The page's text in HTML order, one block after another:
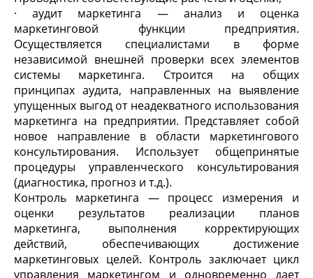
· аудит маркетинга — анализ и оценка
маркетинговой функции предприятия.
Осуществляется специалистами в форме
независимой внешней проверки всех элементов
системы маркетинга. Строится на общих
принципах аудита, направленных на выявление
упущенных выгод от неадекватного использования
маркетинга на предприятии. Представляет собой
новое направление в области маркетингового
консультирования. Использует общепринятые
процедуры управленческого консультирования
(диагностика, прогноз и т.д.).
Контроль маркетинга — процесс измерения и
оценки результатов реализации планов
маркетинга, выполнения корректирующих
действий, обеспечивающих достижение
маркетинговых целей. Контроль заключает цикл
управления маркетингом и одновременно дает